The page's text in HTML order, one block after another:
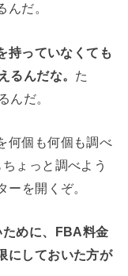
だ。
持っていなくても
るんだな。 た
んだ。
何個も何個も調べ
ょっと調べよう
を開くぞ。
めに、FBA料金
にしておいた方が